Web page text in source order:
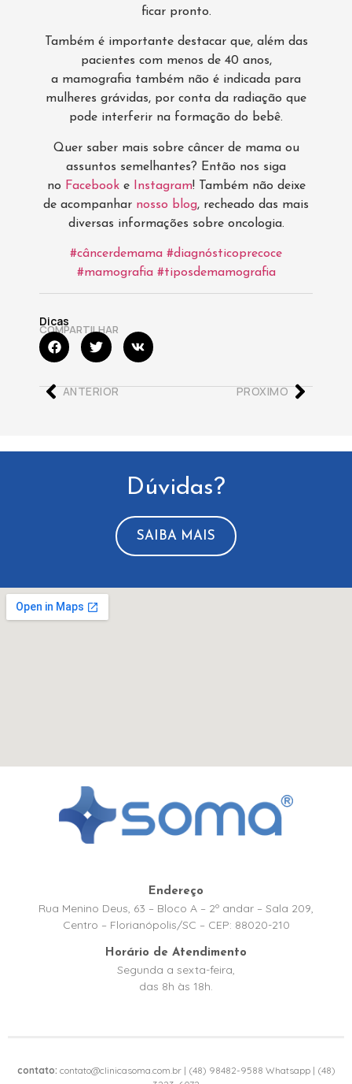
ficar pronto.
Também é importante destacar que, além das
pacientes com menos de 40 anos,
a mamografia também não é indicada para
mulheres grávidas, por conta da radiação que
pode interferir na formação do bebê.
Quer saber mais sobre câncer de mama ou
assuntos semelhantes? Então nos siga
no Facebook e Instagram! Também não deixe
de acompanhar nosso blog, recheado das mais
diversas informações sobre oncologia.
#câncerdemama #diagnósticoprecoce
#mamografia #tiposdemamografia
Dicas
COMPARTILHAR
ANTERIOR PROXIMO
Dúvidas?
SAIBA MAIS
Endereço
Rua Menino Deus, 63 – Bloco A – 2º andar – Sala 209,
Centro – Florianópolis/SC – CEP: 88020-210
Horário de Atendimento
Segunda a sexta-feira,
das 8h às 18h.
contato: contato@clinicasoma.com.br | (48) 98482-9588 Whatsapp | (48)